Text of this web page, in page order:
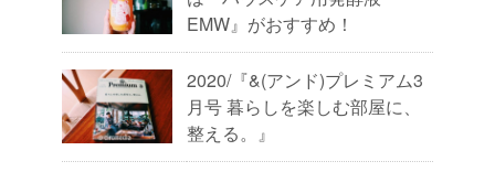
EMW』がおすすめ！
2020/『&(アンド)プレミアム3
月号 暮らしを楽しむ部屋に、
整える。』